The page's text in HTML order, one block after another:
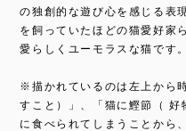
の独創的な遊び心を感じる表
を飼っていたほどの猫愛好家
愛らしくユーモラスな猫です。
※描かれているのは左上から
すこと）」、「猫に鰹節（ 好
に食べられてしまうことから